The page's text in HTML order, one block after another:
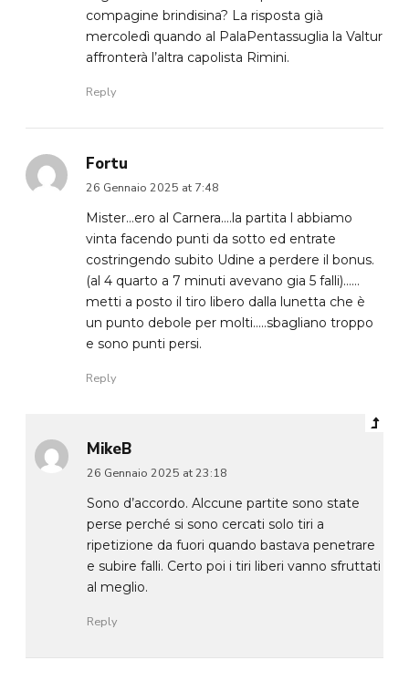
compagine brindisina? La risposta già
mercoledì quando al PalaPentassuglia la Valtur
affronterà l’altra capolista Rimini.
Reply
Fortu
26 Gennaio 2025 at 7:48
Mister…ero al Carnera….la partita l abbiamo
vinta facendo punti da sotto ed entrate
costringendo subito Udine a perdere il bonus.
(al 4 quarto a 7 minuti avevano gia 5 falli)……
metti a posto il tiro libero dalla lunetta che è
un punto debole per molti…..sbagliano troppo
e sono punti persi.
Reply
MikeB
26 Gennaio 2025 at 23:18
Sono d’accordo. Alccune partite sono state
perse perché si sono cercati solo tiri a
ripetizione da fuori quando bastava penetrare
e subire falli. Certo poi i tiri liberi vanno sfruttati
al meglio.
Reply